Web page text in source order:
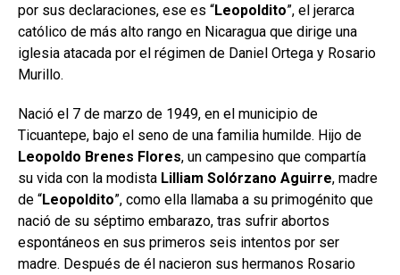
por sus declaraciones, ese es “Leopoldito”, el jerarca
católico de más alto rango en Nicaragua que dirige una
iglesia atacada por el régimen de Daniel Ortega y Rosario
Murillo.
Nació el 7 de marzo de 1949, en el municipio de
Ticuantepe, bajo el seno de una familia humilde. Hijo de
Leopoldo Brenes Flores, un campesino que compartía
su vida con la modista Lilliam Solórzano Aguirre, madre
de “Leopoldito”, como ella llamaba a su primogénito que
nació de su séptimo embarazo, tras sufrir abortos
espontáneos en sus primeros seis intentos por ser
madre. Después de él nacieron sus hermanos Rosario